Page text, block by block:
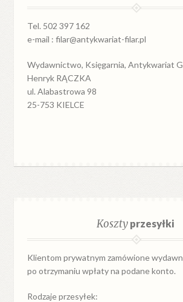
Tel. 502 397 162
e-mail : filar@antykwariat-filar.pl
Wydawnictwo, Księgarnia, Antykwariat
Henryk RĄCZKA
ul. Alabastrowa 98
25-753 KIELCE
Kosztyprzesyłki
Klientom prywatnym zamówione
po otrzymaniu wpłaty na podane konto.
Rodzaje przesyłek: